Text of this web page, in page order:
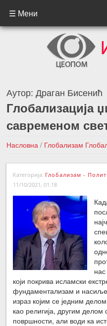
☰ Мени
Аутор:Драган Бисенић
Глобализација
савременом
Насловна / Глобализам
Глобализација џихада у
Категорија: Глобализам -
11/10/2021, 01:18
који покрива исламски
фундаментализам и
израз којим се једним
као религија, другим делом
површности, али води ка